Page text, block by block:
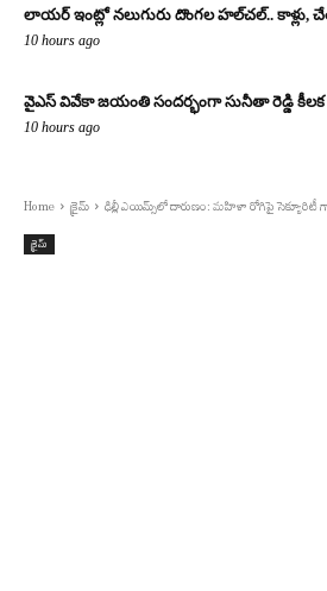
లాయర్ ఇంట్లో నలుగురు దొంగల హల్‌చల్.. కాళ్లు,
10 hours ago
వైఎస్ వివేకా జయంతి సందర్భంగా సునీతా రెడ్డి కీలక
10 hours ago